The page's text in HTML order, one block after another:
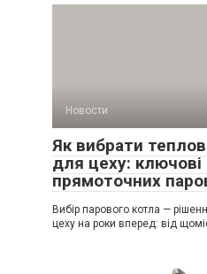
Новости
Як вибрати
для цеху: ключові
прямоточних
Вибір парового котла —
цеху на роки вперед: від